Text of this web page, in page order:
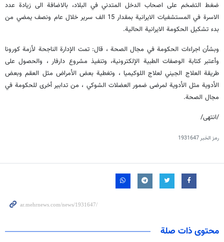
ضغط التضخم على اصحاب الدخل المتدني في البلاد، بالاضافة الى زيادة عدد
الاسرة في المستشفيات الايرانية بمقدار 15 الف سرير خلال عام ونصف يمضي من
بدء تشكيل الحكومة الايرانية الحالية.
وبشأن اجراءات الحكومة في مجال الصحة ، قال: تمت الإدارة الناجحة لأزمة كورونا
وأعتبر كتابة الوصفات الطبية الإلكترونية، وتنفيذ مشروع دارفار ، والحصول على
طريقة العلاج الجيني لعلاج اللوكيميا ، وتغطية بعض الأمراض مثل العقم وبعض
الأدوية مثل الأدوية لمرضى ضمور العضلات الشوكي ، من تدابير أخرى للحكومة في
مجال الصحة.
/انتهی/
رمز الخبر1931647
محتوى ذات صلة